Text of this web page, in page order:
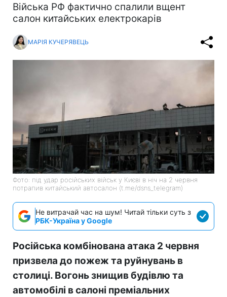
Війська РФ фактично спалили вщент
салон китайських електрокарів
МАРІЯ КУЧЕРЯВЕЦЬ
Фото: під удар російських військ у Києві в ніч на 2 червня
потрапив китайський автосалон (t.me/dsns_telegram)
Не витрачай час на шум! Читай тільки суть з
РБК-Україна у Google
Російська комбінована атака 2 червня
призвела до пожеж та руйнувань в
столиці. Вогонь знищив будівлю та
автомобілі в салоні преміальних